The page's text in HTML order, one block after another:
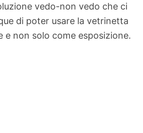
vedo-non vedo che ci
di poter usare la vetrinetta
e non solo come esposizione.